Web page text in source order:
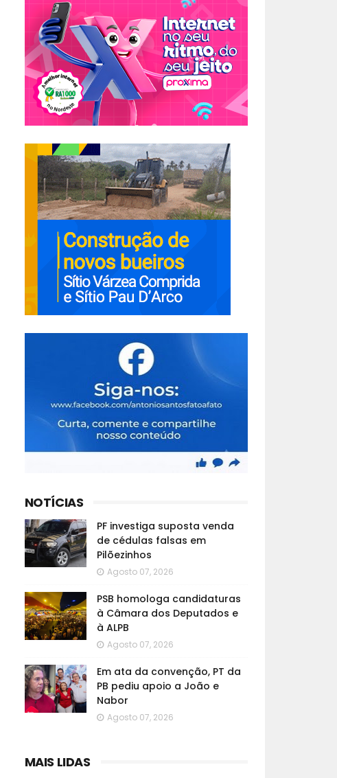
NOTÍCIAS
PF investiga suposta venda
de cédulas falsas em
Pilõezinhos
Agosto 07, 2026
PSB homologa candidaturas
à Câmara dos Deputados e
à ALPB
Agosto 07, 2026
Em ata da convenção, PT da
PB pediu apoio a João e
Nabor
Agosto 07, 2026
MAIS LIDAS